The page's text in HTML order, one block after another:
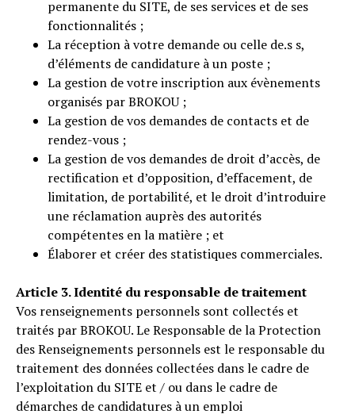
permanente du SITE, de ses services et de ses
fonctionnalités ;
La réception à votre demande ou celle de.s s,
d’éléments de candidature à un poste ;
La gestion de votre inscription aux évènements
organisés par BROKOU ;
La gestion de vos demandes de contacts et de
rendez-vous ;
La gestion de vos demandes de droit d’accès, de
rectification et d’opposition, d’effacement, de
limitation, de portabilité, et le droit d’introduire
une réclamation auprès des autorités
compétentes en la matière ; et
Élaborer et créer des statistiques commerciales.
Article 3. Identité du responsable de traitement
Vos renseignements personnels sont collectés et
traités par BROKOU. Le Responsable de la Protection
des Renseignements personnels est le responsable du
traitement des données collectées dans le cadre de
l’exploitation du SITE et / ou dans le cadre de
démarches de candidatures à un emploi